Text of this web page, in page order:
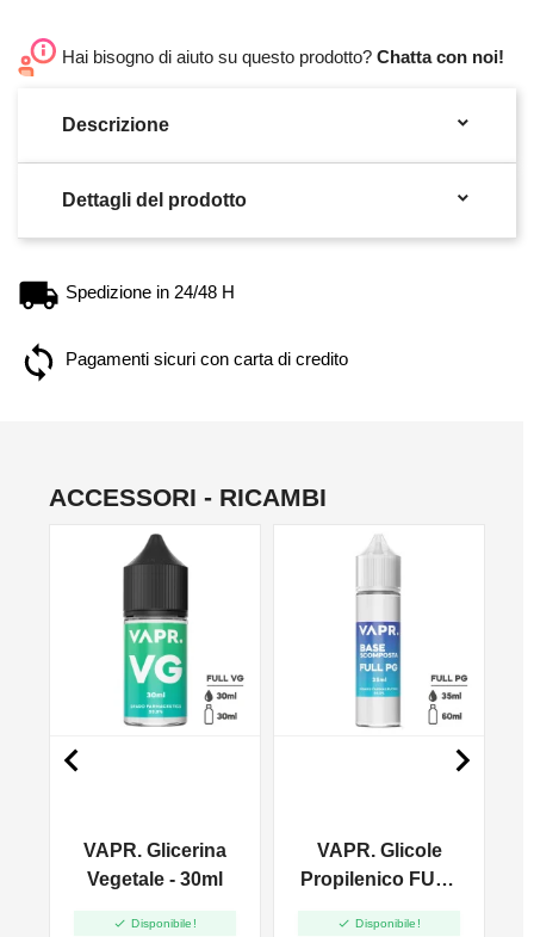
Hai bisogno di aiuto su questo prodotto? Chatta con noi!
Descrizione 
Dettagli del prodotto 
Spedizione in 24/48 H
Pagamenti sicuri con carta di credito
ACCESSORI - RICAMBI
VAPR. Glicerina
Vegetale - 30ml
 Disponibile!
VAPR. Glicole
Propilenico FULL
 Disponibile!
 